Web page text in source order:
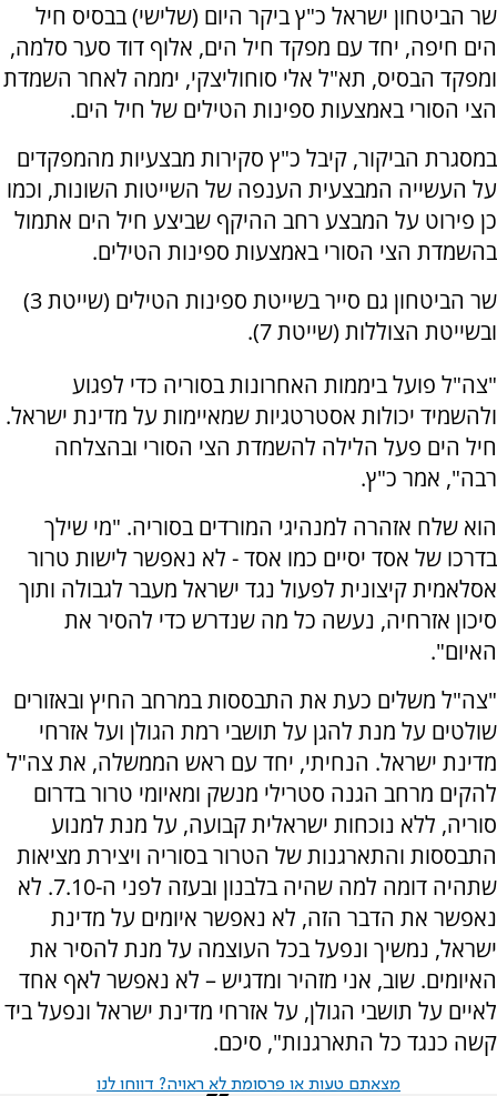
שר הביטחון ישראל כ"ץ ביקר היום (שלישי) בבסיס חיל
הים חיפה, יחד עם מפקד חיל הים, אלוף דוד סער סלמה,
ומפקד הבסיס, תא"ל אלי סוחוליצקי, יממה לאחר השמדת
הצי הסורי באמצעות ספינות הטילים של חיל הים.
במסגרת הביקור, קיבל כ"ץ סקירות מבצעיות מהמפקדים
על העשייה המבצעית הענפה של השייטות השונות, וכמו
כן פירוט על המבצע רחב ההיקף שביצע חיל הים אתמול
בהשמדת הצי הסורי באמצעות ספינות הטילים.
שר הביטחון גם סייר בשייטת ספינות הטילים (שייטת 3)
ובשייטת הצוללות (שייטת 7).
"צה"ל פועל ביממות האחרונות בסוריה כדי לפגוע
ולהשמיד יכולות אסטרטגיות שמאיימות על מדינת ישראל.
חיל הים פעל הלילה להשמדת הצי הסורי ובהצלחה
רבה", אמר כ"ץ.
הוא שלח אזהרה למנהיגי המורדים בסוריה. "מי שילך
בדרכו של אסד יסיים כמו אסד - לא נאפשר לישות טרור
אסלאמית קיצונית לפעול נגד ישראל מעבר לגבולה ותוך
סיכון אזרחיה, נעשה כל מה שנדרש כדי להסיר את
האיום".
"צה"ל משלים כעת את התבססות במרחב החיץ ובאזורים
שולטים על מנת להגן על תושבי רמת הגולן ועל אזרחי
מדינת ישראל. הנחיתי, יחד עם ראש הממשלה, את צה"ל
להקים מרחב הגנה סטרילי מנשק ומאיומי טרור בדרום
סוריה, ללא נוכחות ישראלית קבועה, על מנת למנוע
התבססות והתארגנות של הטרור בסוריה ויצירת מציאות
שתהיה דומה למה שהיה בלבנון ובעזה לפני ה-7.10. לא
נאפשר את הדבר הזה, לא נאפשר איומים על מדינת
ישראל, נמשיך ונפעל בכל העוצמה על מנת להסיר את
האיומים. שוב, אני מזהיר ומדגיש – לא נאפשר לאף אחד
לאיים על תושבי הגולן, על אזרחי מדינת ישראל ונפעל ביד
קשה כנגד כל התארגנות", סיכם.
מצאתם טעות או פרסומת לא ראויה? דווחו לנו